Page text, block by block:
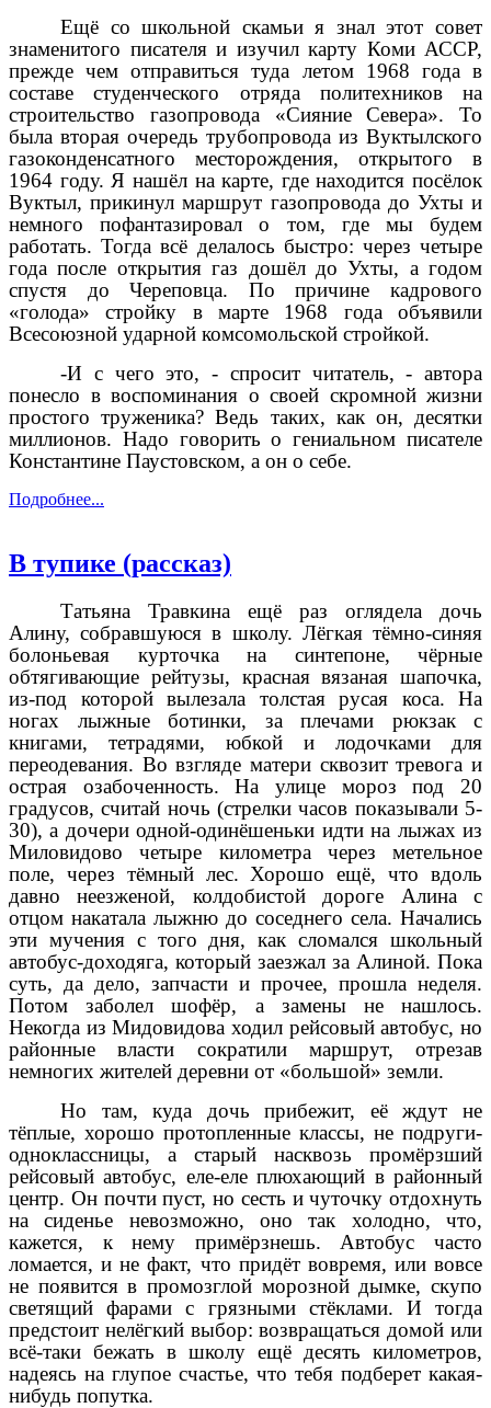
Ещё со школьной скамьи я знал этот совет
знаменитого писателя и изучил карту Коми АССР,
прежде чем отправиться туда летом 1968 года в
составе студенческого отряда политехников на
строительство газопровода «Сияние Севера». То
была вторая очередь трубопровода из Вуктылского
газоконденсатного месторождения, открытого в
1964 году. Я нашёл на карте, где находится посёлок
Вуктыл, прикинул маршрут газопровода до Ухты и
немного пофантазировал о том, где мы будем
работать. Тогда всё делалось быстро: через четыре
года после открытия газ дошёл до Ухты, а годом
спустя до Череповца. По причине кадрового
«голода» стройку в марте 1968 года объявили
Всесоюзной ударной комсомольской стройкой.
-И с чего это, - спросит читатель, - автора
понесло в воспоминания о своей скромной жизни
простого труженика? Ведь таких, как он, десятки
миллионов. Надо говорить о гениальном писателе
Константине Паустовском, а он о себе.
Подробнее...
В тупике (рассказ)
Татьяна Травкина ещё раз оглядела дочь
Алину, собравшуюся в школу. Лёгкая тёмно-синяя
болоньевая курточка на синтепоне, чёрные
обтягивающие рейтузы, красная вязаная шапочка,
из-под которой вылезала толстая русая коса. На
ногах лыжные ботинки, за плечами рюкзак с
книгами, тетрадями, юбкой и лодочками для
переодевания. Во взгляде матери сквозит тревога и
острая озабоченность. На улице мороз под 20
градусов, считай ночь (стрелки часов показывали 5-
30), а дочери одной-одинёшеньки идти на лыжах из
Миловидово четыре километра через метельное
поле, через тёмный лес. Хорошо ещё, что вдоль
давно неезженой, колдобистой дороге Алина с
отцом накатала лыжню до соседнего села. Начались
эти мучения с того дня, как сломался школьный
автобус-доходяга, который заезжал за Алиной. Пока
суть, да дело, запчасти и прочее, прошла неделя.
Потом заболел шофёр, а замены не нашлось.
Некогда из Мидовидова ходил рейсовый автобус, но
районные власти сократили маршрут, отрезав
немногих жителей деревни от «большой» земли.
Но там, куда дочь прибежит, её ждут не
тёплые, хорошо протопленные классы, не подруги-
одноклассницы, а старый насквозь промёрзший
рейсовый автобус, еле-еле плюхающий в районный
центр. Он почти пуст, но сесть и чуточку отдохнуть
на сиденье невозможно, оно так холодно, что,
кажется, к нему примёрзнешь. Автобус часто
ломается, и не факт, что придёт вовремя, или вовсе
не появится в промозглой морозной дымке, скупо
светящий фарами с грязными стёклами. И тогда
предстоит нелёгкий выбор: возвращаться домой или
всё-таки бежать в школу ещё десять километров,
надеясь на глупое счастье, что тебя подберет какая-
нибудь попутка.